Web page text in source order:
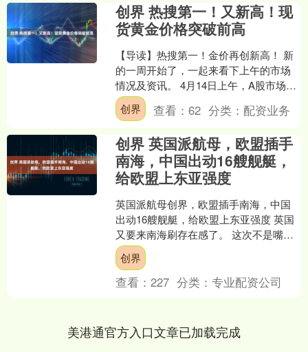
创界 热搜第一！又新高！现
货黄金价格突破前高
【导读】热搜第一！金价再创新高！ 新
的一周开始了，一起来看下上午的市场
情况及资讯。 4月14日上午，A股市场震
荡反弹，截至午间收盘，沪指涨0.86%，
深成指涨0....
创界 查看： 62 分类： 配资业务
创界 英国派航母，欧盟插手
南海，中国出动16艘舰艇，
给欧盟上东亚强度
英国派航母创界，欧盟插手南海，中国
出动16艘舰艇，给欧盟上东亚强度 英国
又要来南海刷存在感了。 这次不是嘴
炮，英国国防大臣沙普斯在日本访问时
正式宣布—— 202....
创界
查看：227 分类：专业配资公司
美港通官方入口文章已加载完成